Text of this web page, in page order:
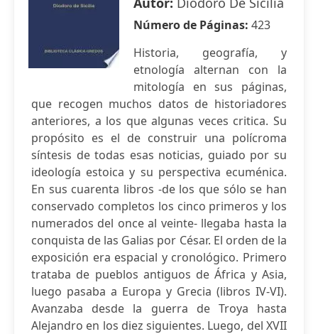
Número de Páginas: 423
Historia, geografía, y
etnología alternan con la
mitología en sus páginas,
que recogen muchos datos de historiadores
anteriores, a los que algunas veces critica. Su
propósito es el de construir una polícroma
síntesis de todas esas noticias, guiado por su
ideología estoica y su perspectiva ecuménica.
En sus cuarenta libros -de los que sólo se han
conservado completos los cinco primeros y los
numerados del once al veinte- llegaba hasta la
conquista de las Galias por César. El orden de la
exposición era espacial y cronológico. Primero
trataba de pueblos antiguos de África y Asia,
luego pasaba a Europa y Grecia (libros IV-VI).
Avanzaba desde la guerra de Troya hasta
Alejandro en los diez siguientes. Luego, del XVII